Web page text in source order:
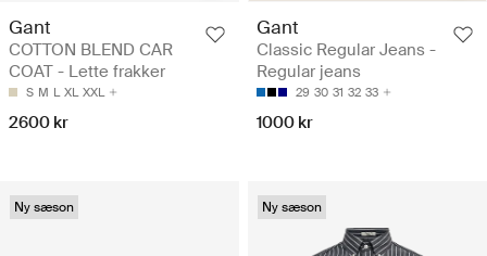
Gant
COTTON BLEND CAR
COAT - Lette frakker
S M L XL XXL
2600 kr
Gant
Classic Regular Jeans -
Regular jeans
29 30 31 32 33
1000 kr
Ny sæson Ny sæson